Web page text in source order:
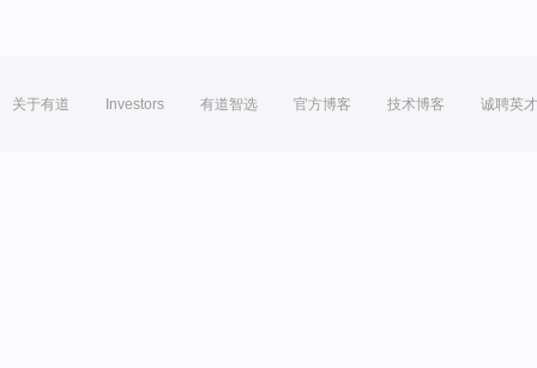
关于有道 Investors 有道智选 官方博客 技术博客 诚聘英才